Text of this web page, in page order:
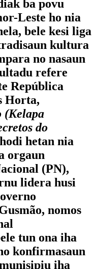
ba povu
Leste ho nia
bele kesi liga
kultura
no nasaun
refere
República
Horta,
(Kelapa
do
hodi hetan nia
orgaun
(PN),
lidera husi
nomos
tun ona iha
konfirmasaun
iha